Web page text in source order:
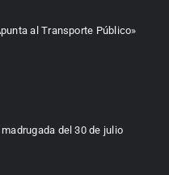
al Transporte Público»
del 30 de julio